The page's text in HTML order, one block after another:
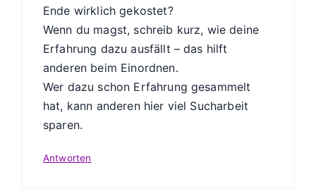
Ende wirklich gekostet?
Wenn du magst, schreib kurz, wie deine
Erfahrung dazu ausfällt – das hilft
anderen beim Einordnen.
Wer dazu schon Erfahrung gesammelt
hat, kann anderen hier viel Sucharbeit
sparen.
Antworten